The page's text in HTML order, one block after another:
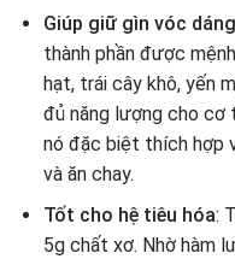
Giúp giữ gìn vóc
thành phần được
hạt, trái cây khô, yến
đủ năng lượng cho cơ
nó đặc biệt thích hợp
và ăn chay.
Tốt cho hệ tiêu hóa:
5g chất xơ. Nhờ hàm